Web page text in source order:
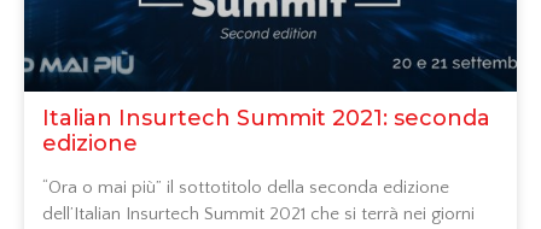
Italian Insurtech Summit 2021: seconda
edizione
“Ora o mai più” il sottotitolo della seconda edizione
dell’Italian Insurtech Summit 2021 che si terrà nei giorni